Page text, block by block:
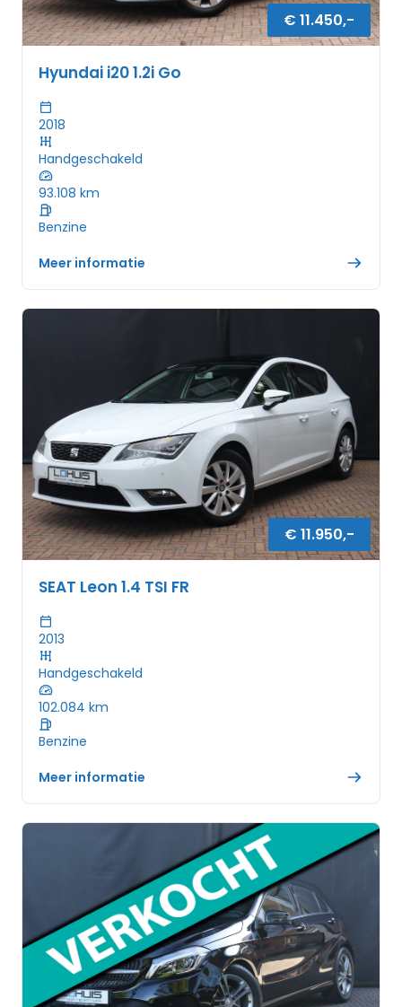
€11.450,-
Hyundai i20 1.2i Go
2018
Handgeschakeld
93.108 km
Benzine
Meer informatie
€11.950,-
SEAT Leon 1.4 TSI FR
2013
Handgeschakeld
102.084 km
Benzine
Meer informatie